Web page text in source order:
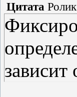
Цитата Ролик
зависит